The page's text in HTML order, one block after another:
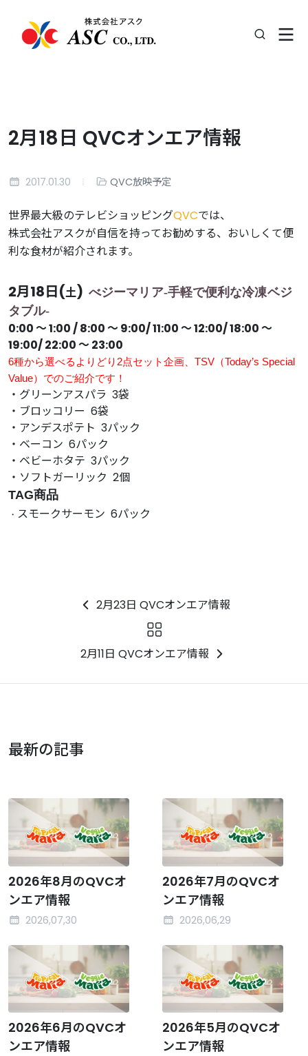
2月18日 QVCオンエア情報
2017.01.30 QVC放映予定
世界最大級のテレビショッピングQVCでは、
株式会社アスクが自信を持ってお勧めする、おいしくて便
利な食材が紹介されます。
2月18日(土) べジーマリア-手軽で便利な冷凍ベジ
タブル-
0:00 〜 1:00 / 8:00 〜 9:00/ 11:00 〜 12:00/ 18:00 〜
19:00/ 22:00 〜 23:00
6種から選べるよりどり2点セット企画、 TSV（Today’s Special
Value） でのご紹介です！
・グリーンアスパラ 3袋
・ブロッコリー 6袋
・アンデスポテト 3パック
・ベーコン 6パック
・ベビーホタテ 3パック
・ソフトガーリック 2個
TAG商品
・ スモークサーモン 6パック
2月23日 QVCオンエア情報
2月11日 QVCオンエア情報
最新の記事
2026年8月のQVCオ
ンエア情報
2026,07,30
2026年7月のQVCオ
ンエア情報
2026,06,29
2026年6月のQVCオ
ンエア情報
2026年5月のQVCオ
ンエア情報